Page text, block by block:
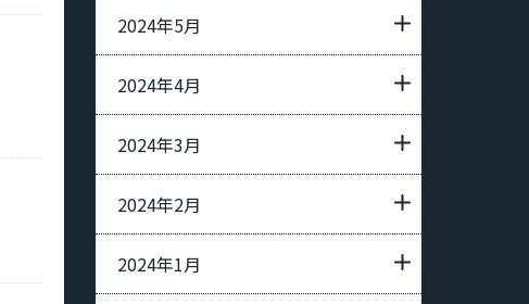
2024年5月
2024年4月
2024年3月
2024年2月
2024年1月